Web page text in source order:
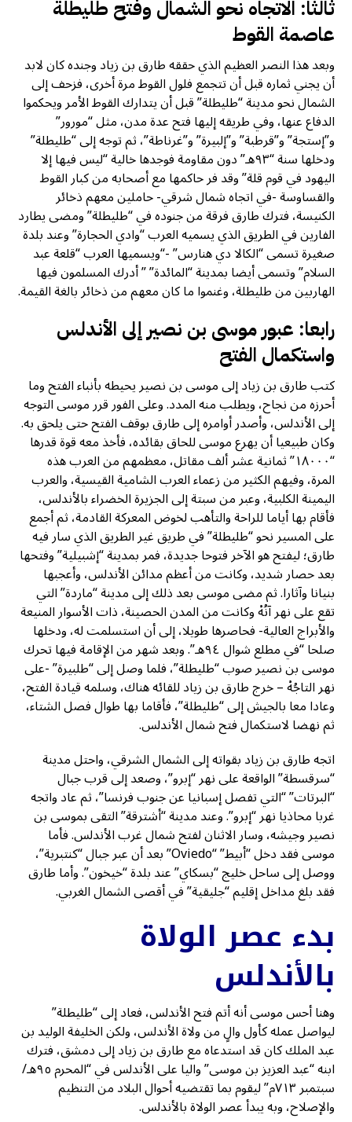
ثالثا: الاتجاه نحو الشمال وفتح طليطلة
عاصمة القوط
وبعد هذا النصر العظيم الذي حققه طارق بن زياد وجنده كان لابد
أن يجني ثماره قبل أن تتجمع فلول القوط مرة أخرى، فزحف إلى
الشمال نحو مدينة “طليطلة” قبل أن يتدارك القوط الأمر ويحكموا
الدفاع عنها، وفي طريقه إليها فتح عدة مدن، مثل “مورور”
و”إستجة” و”قرطبة” و”إلبيرة” و”غرناطة”، ثم توجه إلى “طليطلة”
ودخلها سنة “٩٣هـ” دون مقاومة فوجدها خالية “ليس فيها إلا
اليهود في قوم قلة” وقد فر حاكمها مع أصحابه من كبار القوط
والقساوسة -في اتجاه شمال شرقي- حاملين معهم ذخائر
الكنيسة، فترك طارق فرقة من جنوده في “طليطلة” ومضى يطارد
الفارين في الطريق الذي يسميه العرب “وادي الحجارة” وعند بلدة
صغيرة تسمى “الكالا دي هنارس” -“ويسميها العرب “قلعة عبد
السلام” وتسمى أيضا بمدينة “المائدة” ” أدرك المسلمون فيها
الهاربين من طليطلة، وغنموا ما كان معهم من ذخائر بالغة القيمة.
رابعا: عبور موسى بن نصير إلى الأندلس
واستكمال الفتح
كتب طارق بن زياد إلى موسى بن نصير يحيطه بأنباء الفتح وما
أحرزه من نجاح، ويطلب منه المدد. وعلى الفور قرر موسى التوجه
إلى الأندلس، وأصدر أوامره إلى طارق بوقف الفتح حتى يلحق به.
وكان طبيعيا أن يهرع موسى للحاق بقائده، فأخذ معه قوة قدرها
“١٨٠٠٠” ثمانية عشر ألف مقاتل، معظمهم من العرب هذه
المرة، وفيهم الكثير من زعماء العرب الشامية القيسية، والعرب
اليمينة الكلبية، وعبر من سبتة إلى الجزيرة الخضراء بالأندلس،
فأقام بها أياما للراحة والتأهب لخوض المعركة القادمة، ثم أجمع
على المسير نحو “طليطلة” في طريق غير الطريق الذي سار فيه
طارق؛ ليفتح هو الآخر فتوحا جديدة، فمر بمدينة “إشبيلية” وفتحها
بعد حصار شديد، وكانت من أعظم مدائن الأندلس، وأعجبها
بنيانا وآثارا. ثم مضى موسى بعد ذلك إلى مدينة “ماردة” التي
تقع على نهر آنُهْ وكانت من المدن الحصينة، ذات الأسوار المنيعة
والأبراج العالية- فحاصرها طويلا، إلى أن استسلمت له، ودخلها
صلحا “في مطلع شوال ٩٤هـ”. وبعد شهر من الإقامة فيها تحرك
موسى بن نصير صوب “طليطلة”، فلما وصل إلى “طلبيرة” -على
نهر التاجُهْ – خرج طارق بن زياد للقائه هناك، وسلمه قيادة الفتح،
وعادا معا بالجيش إلى “طليطلة”، فأقاما بها طوال فصل الشتاء،
ثم نهضا لاستكمال فتح شمال الأندلس.
اتجه طارق بن زياد بقواته إلى الشمال الشرقي، واحتل مدينة
“سرقسطة” الواقعة على نهر “إبرو”، وصعد إلى قرب جبال
“البرتات” “التي تفصل إسبانيا عن جنوب فرنسا”، ثم عاد واتجه
غربا محاذيا نهر “إبرو”. وعند مدينة “أشترقة” التقى بموسى بن
نصير وجيشه، وسار الاثنان لفتح شمال غرب الأندلس. فأما
موسى فقد دخل “أبيط” “Oviedo” بعد أن عبر جبال “كنتبرية”،
ووصل إلى ساحل خليج “بسكاي” عند بلدة “خيخون”. وأما طارق
فقد بلغ مداخل إقليم “جليقية” في أقصى الشمال الغربي.
بدء عصر الولاة
بالأندلس
وهنا أحس موسى أنه أتم فتح الأندلس، فعاد إلى “طليطلة”
ليواصل عمله كأول والٍ من ولاة الأندلس، ولكن الخليفة الوليد بن
عبد الملك كان قد استدعاه مع طارق بن زياد إلى دمشق، فترك
ابنه “عبد العزيز بن موسى” واليا على الأندلس في “المحرم ٩٥هـ/
سبتمبر ٧١٣م” ليقوم بما تقتضيه أحوال البلاد من التنظيم
والإصلاح، وبه يبدأ عصر الولاة بالأندلس.